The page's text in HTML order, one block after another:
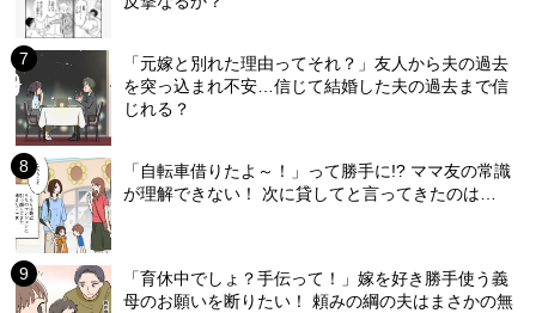
「元嫁と別れた理由ってそれ？」友人から夫の過去
を突っ込まれ不安…信じて結婚した夫の過去まで信
じれる？
「自転車借りたよ～！」って勝手に!? ママ友の常識
が理解できない！ 次に貸してと言ってきたのは…
「育休中でしょ？手伝って！」嫁を好き勝手使う義
母のお願いを断りたい！ 頼みの綱の夫はまさかの無